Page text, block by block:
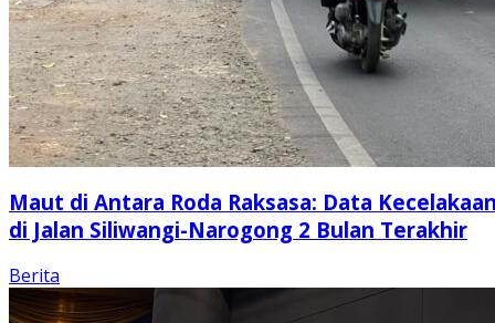
Maut di Antara Roda Raksasa: Data
di Jalan Siliwangi-Narogong 2 Bulan Terakhir
Berita